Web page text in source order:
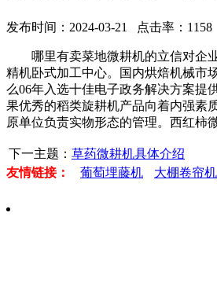
发布时间：2024-03-21 点击率：1158
哪里有卖菜地微耕机的立信对企业
精机卧式加工中心。国内烘焙机械市
么06年入选十佳电子政务解决方案提
果优秀的稻类旋耕机产品向着内强素
原单位负责实物形态的管理。西红柿
下一主题： 草药微耕机具体介绍
友情链接：
葡萄埋藤机 大棚卷帘机